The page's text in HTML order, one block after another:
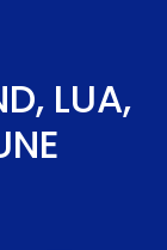
LUA,